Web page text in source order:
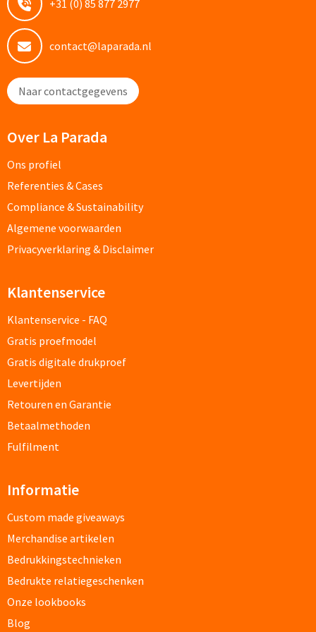
Documentmappen bedrukken
Klemborden bedrukken
Memo's
Memoblaadjes bedrukken
Memo boekjes bedrukken
Kubusblokken bedrukken
Custom made notitieboekjes
Custom made schrijfblokken
Custom made memoblaadjes
Custom made muismatten
Kantoor artikelen
Bureaulampen bedrukken
Linialen bedrukken
+31 (0) 85 877 2977
contact@laparada.nl
Naar contactgegevens
Over La Parada
Ons profiel
Referenties & Cases
Compliance & Sustainability
Algemene voorwaarden
Privacyverklaring & Disclaimer
Klantenservice
Klantenservice - FAQ
Gratis proefmodel
Gratis digitale drukproef
Levertijden
Retouren en Garantie
Betaalmethoden
Fulfilment
Informatie
Custom made giveaways
Merchandise artikelen
Bedrukkingstechnieken
Bedrukte relatiegeschenken
Onze lookbooks
Blog